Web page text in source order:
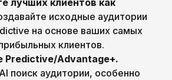
исходные аудитории
на основе ваших самых
клиентов.
Predictive/Advantage+.
поиск аудитории, особенно